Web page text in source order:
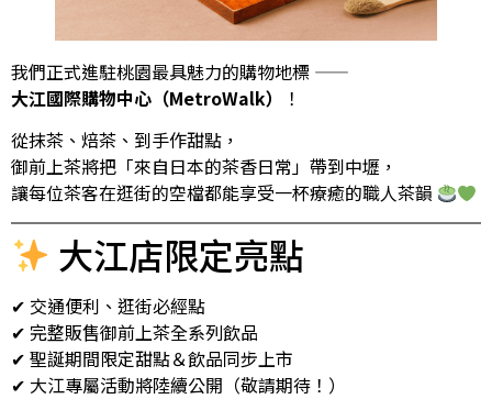
我們正式進駐桃園最具魅力的購物地標 ——
大江國際購物中心（MetroWalk）
！
從抹茶、焙茶、到手作甜點，
御前上茶將把「來自日本的茶香日常」帶到中壢，
讓每位茶客在逛街的空檔都能享受一杯療癒的職人茶韻
大江店限定亮點
✔ 交通便利、逛街必經點
✔ 完整販售御前上茶全系列飲品
✔ 聖誕期間限定甜點＆飲品同步上市
✔ 大江專屬活動將陸續公開（敬請期待！）